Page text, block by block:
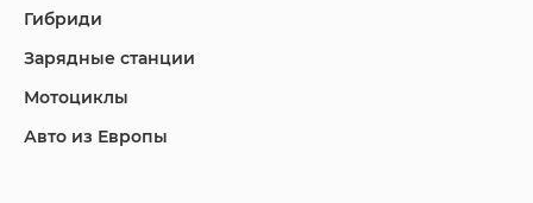
Lincoln
Гибриди
Зарядные станции
Мотоциклы
Авто из Европы